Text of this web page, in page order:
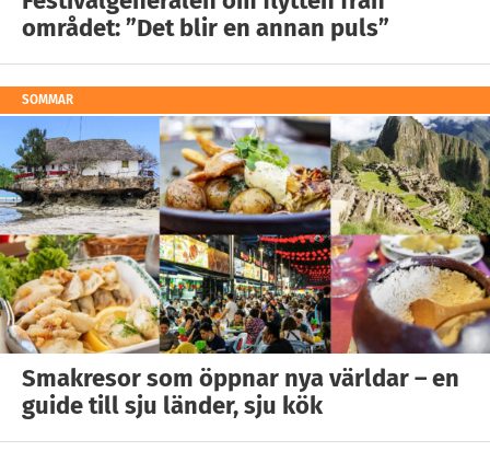
området: ”Det blir en annan puls”
SOMMAR
Smakresor som öppnar nya världar – en
guide till sju länder, sju kök